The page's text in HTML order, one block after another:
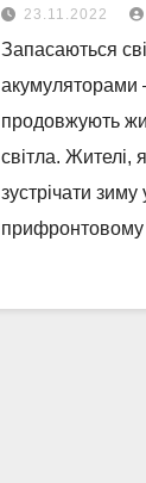
місцевих
бізнесу
23.11.2022
Запасаються
акумуляторами
продовжують
світла. Жителі,
зустрічати